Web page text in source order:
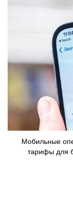
Мобильные
тарифы для